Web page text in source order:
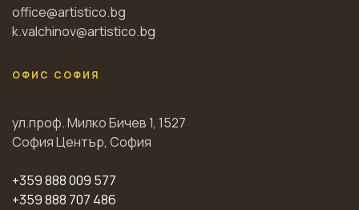
office@artistico.bg
k.valchinov@artistico.bg
ОФИС СОФИЯ
ул.проф. Милко Бичев 1, 1527
София Център, София
+359 888 009 577
+359 888 707 486